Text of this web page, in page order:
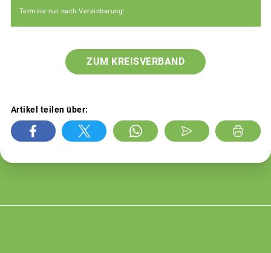
Termine nur nach Vereinbarung!
ZUM KREISVERBAND
Artikel teilen über: